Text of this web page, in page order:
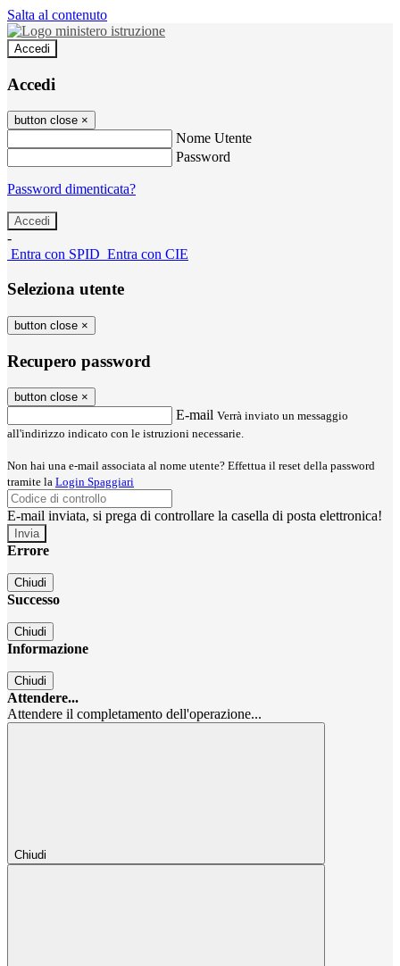
Salta al contenuto
Accedi
Accedi
button close ×
Nome Utente
Password
Password dimenticata?
-
Entra con SPID Entra con CIE
Seleziona utente
button close ×
Recupero password
button close ×
E-mail Verrà inviato un messaggio
all'indirizzo indicato con le istruzioni necessarie.
Non hai una e-mail associata al nome utente? Effettua il reset della password
tramite la Login Spaggiari
E-mail inviata, si prega di controllare la casella di posta elettronica!
Errore
Chiudi
Successo
Chiudi
Informazione
Chiudi
Attendere...
Attendere il completamento dell'operazione...
Chiudi